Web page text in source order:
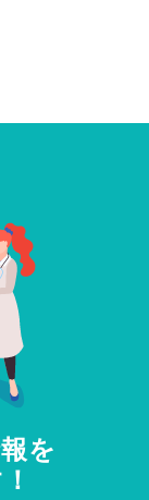
を